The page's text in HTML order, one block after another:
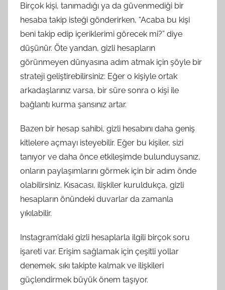
Birçok kişi, tanımadığı ya da güvenmediği bir
hesaba takip isteği gönderirken, “Acaba bu kişi
beni takip edip içeriklerimi görecek mi?” diye
düşünür. Öte yandan, gizli hesapların
görünmeyen dünyasına adım atmak için şöyle bir
strateji geliştirebilirsiniz: Eğer o kişiyle ortak
arkadaşlarınız varsa, bir süre sonra o kişi ile
bağlantı kurma şansınız artar.
Bazen bir hesap sahibi, gizli hesabını daha geniş
kitlelere açmayı isteyebilir. Eğer bu kişiler, sizi
tanıyor ve daha önce etkileşimde bulunduysanız,
onların paylaşımlarını görmek için bir adım önde
olabilirsiniz. Kısacası, ilişkiler kuruldukça, gizli
hesapların önündeki duvarlar da zamanla
yıkılabilir.
Instagram’daki gizli hesaplarla ilgili birçok soru
işareti var. Erişim sağlamak için çeşitli yollar
denemek, sıkı takipte kalmak ve ilişkileri
güçlendirmek büyük önem taşıyor.